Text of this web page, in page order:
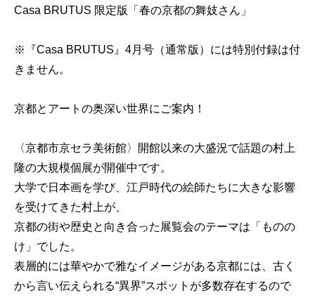
Casa BRUTUS 限定版「春の京都の舞妓さん」
※『Casa BRUTUS』4月号（通常版）には特別付録は付
きません。
京都とアートの奥深い世界にご案内！
〈京都市京セラ美術館〉開館以来の大盛況で話題の村上
隆の大規模個展が開催中です。
大学で日本画を学び、江戸時代の絵師たちに大きな影響
を受けてきた村上が、
京都の街や歴史と向き合った展覧会のテーマは「ものの
け」でした。
表層的には華やかで雅なイメージがある京都には、古く
から言い伝えられる“異界”スポットが多数存在するので